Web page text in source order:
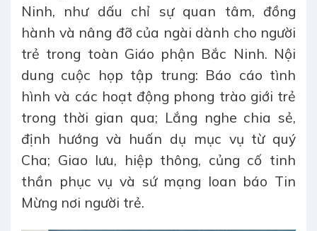
Ninh, như dấu chỉ sự quan tâm, đồng
hành và nâng đỡ của ngài dành cho người
trẻ trong toàn Giáo phận Bắc Ninh. Nội
dung cuộc họp tập trung: Báo cáo tình
hình và các hoạt động phong trào giới trẻ
trong thời gian qua; Lắng nghe chia sẻ,
định hướng và huấn dụ mục vụ từ quý
Cha; Giao lưu, hiệp thông, củng cố tinh
thần phục vụ và sứ mạng loan báo Tin
Mừng nơi người trẻ.